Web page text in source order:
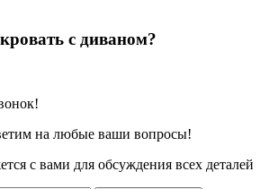
с диваном?
на любые ваши вопросы!
с вами для обсуждения всех деталей